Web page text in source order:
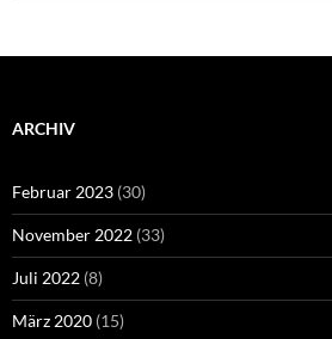
ARCHIV
Februar 2023 (30)
November 2022 (33)
Juli 2022 (8)
März 2020 (15)